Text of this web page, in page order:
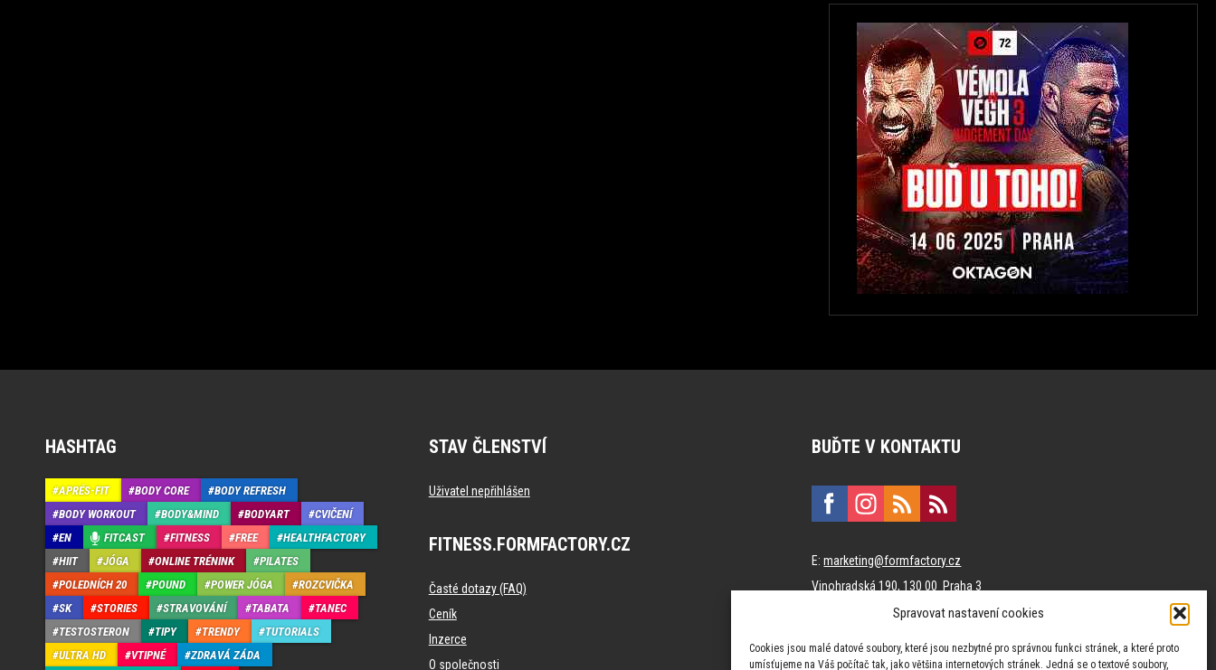
Spravovat nastavení cookies
Cookies jsou malé datové soubory, které jsou nezbytné pro správnou funkci stránek, a které proto
umísťujeme na Váš počítač tak, jako většina internetových stránek. Jedná se o textové soubory,
HASHTAG
APRÉS-FIT BODY CORE
BODY REFRESH
BODY WORKOUT
BODY&MIND BODYART
CVIČENÍ
EN
FITCAST FITNESS FREE
HEALTHFACTORY
HIIT
JÓGA ONLINE TRÉNINK
PILATES
POLEDNÍCH 20
POUND POWER JÓGA
ROZCVIČKA
SK
STORIES STRAVOVÁNÍ TABATA
TANEC
TESTOSTERON
TIPY TRENDY
TUTORIALS
ULTRA HD
VTIPNÉ ZDRAVÁ ZÁDA
STAV ČLENSTVÍ
Uživatel nepřihlášen
FITNESS.FORMFACTORY.CZ
Časté dotazy (FAQ)
Ceník
Inzerce
O společnosti
BUĎTE V KONTAKTU
E:marketing@formfactory.cz
Vinohradská 190, 130 00 Praha 3